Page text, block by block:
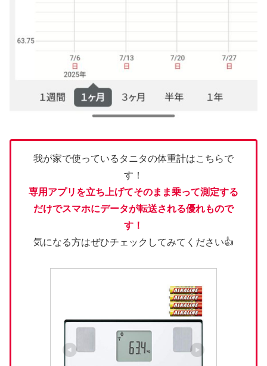
我が家で使っているタニタの体重計はこちらで
す！
専用アプリを立ち上げてそのまま乗って測定する
だけでスマホにデータが転送される優れもので
す！
気になる方はぜひチェックしてみてください👍